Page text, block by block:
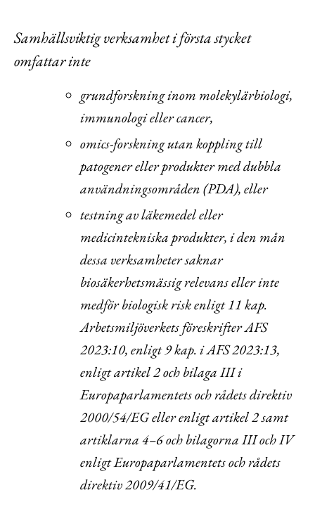
Samhällsviktig verksamhet i första stycket
omfattar inte
grundforskning inom molekylärbiologi,
immunologi eller cancer,
omics‑forskning utan koppling till
patogener eller produkter med dubbla
användningsområden (PDA), eller
testning av läkemedel eller
medicintekniska produkter, i den mån
dessa verksamheter saknar
biosäkerhetsmässig relevans eller inte
medför biologisk risk enligt 11 kap.
Arbetsmiljöverkets föreskrifter AFS
2023:10, enligt 9 kap. i AFS 2023:13,
enligt artikel 2 och bilaga III i
Europaparlamentets och rådets direktiv
2000/54/EG eller enligt artikel 2 samt
artiklarna 4–6 och bilagorna III och IV
enligt Europaparlamentets och rådets
direktiv 2009/41/EG.